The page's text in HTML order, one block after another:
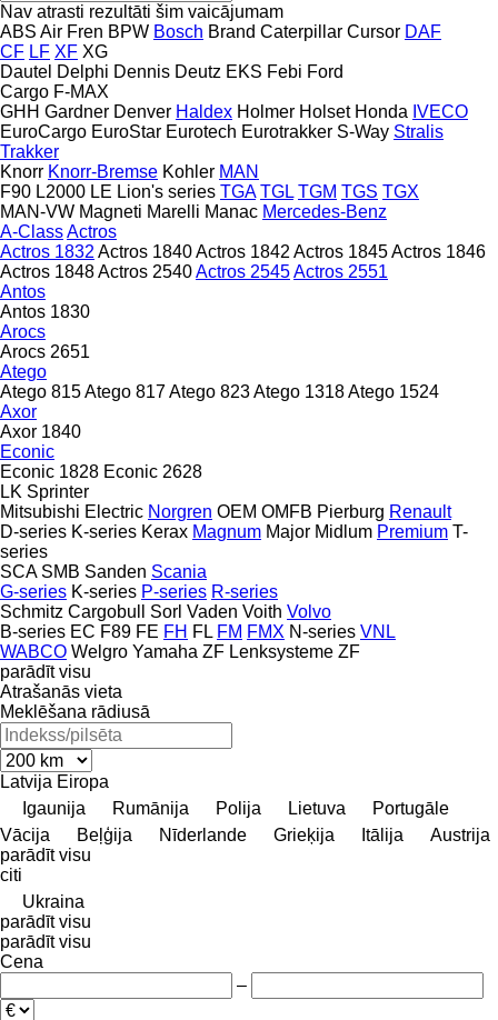
Nav atrasti rezultāti šim vaicājumam
ABS Air Fren BPW Bosch Brand Caterpillar Cursor DAF
CF LF XF XG
Dautel Delphi Dennis Deutz EKS Febi Ford
Cargo F-MAX
GHH Gardner Denver Haldex Holmer Holset Honda IVECO
EuroCargo EuroStar Eurotech Eurotrakker S-Way Stralis
Trakker
Knorr Knorr-Bremse Kohler MAN
F90 L2000 LE Lion's series TGA TGL TGM TGS TGX
MAN-VW Magneti Marelli Manac Mercedes-Benz
A-ClassActros
Actros 1832 Actros 1840Actros 1842 Actros 1845Actros 1846
Actros 1848Actros 2540Actros 2545Actros 2551
Antos
Antos 1830
Arocs
Arocs 2651
Atego
Atego 815Atego 817Atego 823Atego 1318Atego 1524
Axor
Axor 1840
Econic
Econic 1828 Econic 2628
LK Sprinter
Mitsubishi Electric Norgren OEM OMFB Pierburg Renault
D-series K-series Kerax Magnum Major Midlum Premium T-
series
SCA SMB Sanden Scania
G-series K-series P-series R-series
Schmitz Cargobull
Sorl Vaden Voith Volvo
B-series EC F89 FE FH FL FM FMX N-series VNL
WABCO Welgro Yamaha ZF Lenksysteme ZF
parādīt visu
Atrašanās vieta
Meklēšana rādiusā
Latvija Eiropa
Igaunija
Rumānija Polija Lietuva
Portugāle
Vācija
Beļģija Nīderlande Grieķija Itālija
Austrija
parādīt visu
citi
Ukraina
parādīt visu
parādīt visu
Cena
–